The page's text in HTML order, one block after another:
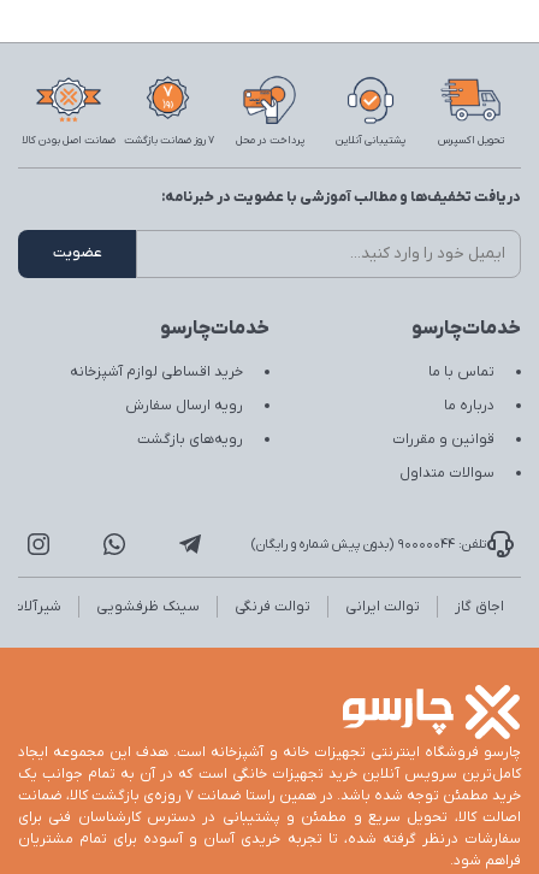
تحویل اکسپرس پشتیبانی آنلاین پرداخت در محل 7 روز ضمانت بازگشت ضمانت اصل بودن کالا
خدمات‌چارسو
تماس با ما
درباره ما
قوانین و مقررات
سوالات متداول
خدمات‌چارسو
خرید اقساطی لوازم آشپزخانه
رویه ارسال سفارش
رویه‌های بازگشت
دریافت تخفیف‌ها و مطالب آموزشی با عضویت در خبرنامه:
تلفن: 90000044 (بدون پیش شماره و رایگان)
اجاق گاز توالت ایرانی توالت فرنگی سینک ظرفشویی شیرآلات
چارسو فروشگاه اینترنتی تجهیزات خانه و آشپزخانه است. هدف این مجموعه ایجاد
کامل‌ترین سرویس آنلاین خرید تجهیزات خانگی است که در آن به تمام جوانب یک
خرید مطمئن توجه شده باشد. در همین راستا ضمانت 7 روزه‌ی بازگشت کالا، ضمانت
اصالت کالا، تحویل سریع و مطمئن و پشتیبانی در دسترس کارشناسان فنی برای
سفارشات درنظر گرفته شده، تا تجربه خریدی آسان و آسوده برای تمام مشتریان
فراهم شود.